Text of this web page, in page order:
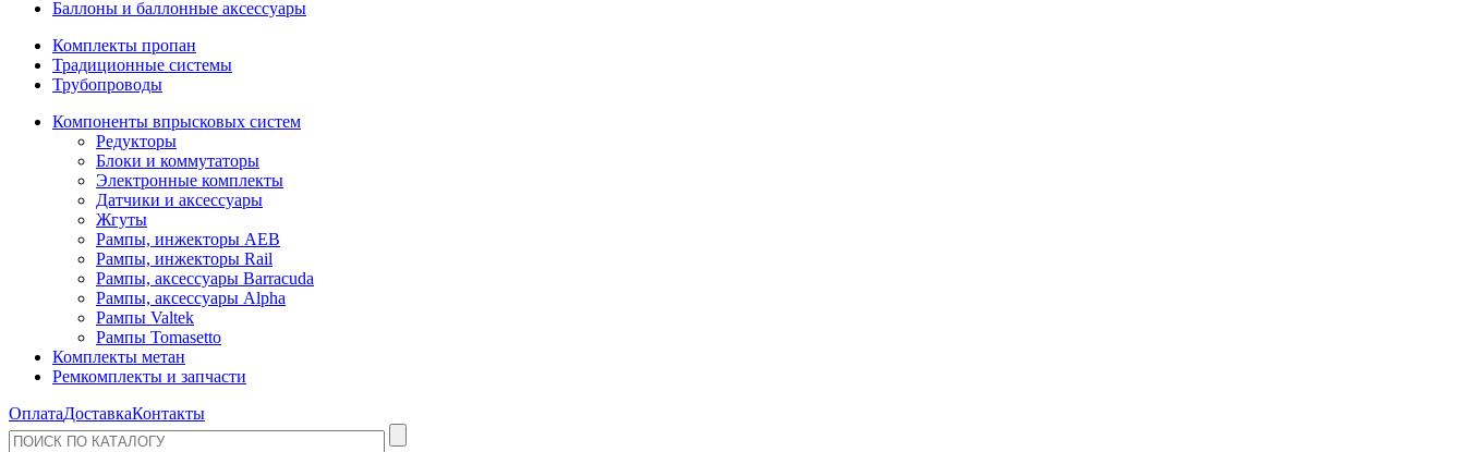
Баллоны и баллонные аксессуары
Комплекты пропан
Традиционные системы
Трубопроводы
Компоненты впрысковых систем
Редукторы
Блоки и коммутаторы
Электронные комплекты
Датчики и аксессуары
Жгуты
Рампы, инжекторы AEB
Рампы, инжекторы Rail
Рампы, аксессуары Barracuda
Рампы, аксессуары Alpha
Рампы Valtek
Рампы Tomasetto
Комплекты метан
Ремкомплекты и запчасти
ОплатаДоставкаКонтакты